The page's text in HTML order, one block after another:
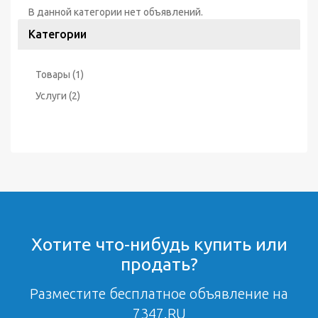
В данной категории нет объявлений.
Категории
Товары (1)
Услуги (2)
Хотите что-нибудь купить или
продать?
Разместите бесплатное объявление на
7347.RU